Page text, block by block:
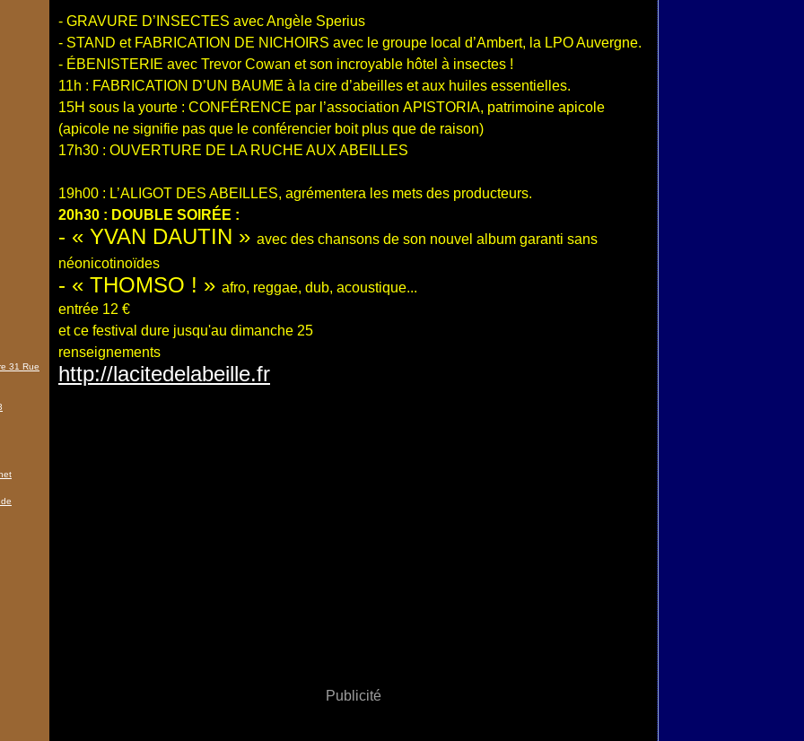
31 Rue
- GRAVURE D’INSECTES avec Angèle Sperius
- STAND et FABRICATION DE NICHOIRS avec le groupe local d’Ambert, la LPO Auvergne.
- ÉBENISTERIE avec Trevor Cowan et son incroyable hôtel à insectes !
11h : FABRICATION D’UN BAUME à la cire d’abeilles et aux huiles essentielles.
15H sous la yourte : CONFÉRENCE par l’association APISTORIA, patrimoine apicole
(apicole ne signifie pas que le conférencier boit plus que de raison)
17h30 : OUVERTURE DE LA RUCHE AUX ABEILLES
19h00 : L’ALIGOT DES ABEILLES, agrémentera les mets des producteurs.
20h30 : DOUBLE SOIRÉE :
- « YVAN DAUTIN » avec des chansons de son nouvel album garanti sans
néonicotinoïdes
- « THOMSO ! » afro, reggae, dub, acoustique...
entrée 12 €
et ce festival dure jusqu'au dimanche 25
renseignements
http://lacitedelabeille.fr
Publicité